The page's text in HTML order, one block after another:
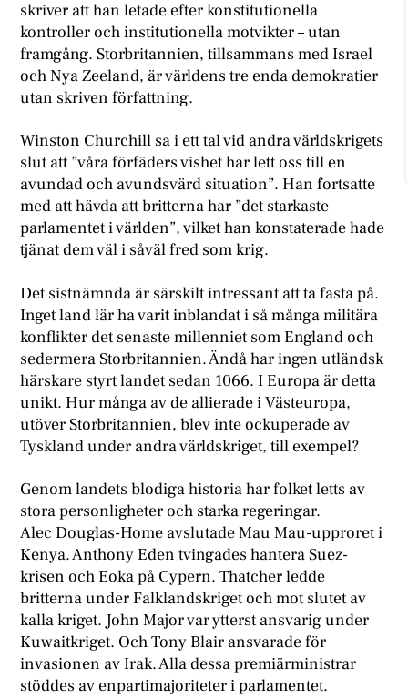
skriver att han letade efter konstitutionella
kontroller och institutionella motvikter – utan
framgång. Storbritannien, tillsammans med Israel
och Nya Zeeland, är världens tre enda demokratier
utan skriven författning.
Winston Churchill sa i ett tal vid andra världskrigets
slut att ”våra förfäders vishet har lett oss till en
avundad och avundsvärd situation”. Han fortsatte
med att hävda att britterna har ”det starkaste
parlamentet i världen”, vilket han konstaterade hade
tjänat dem väl i såväl fred som krig.
Det sistnämnda är särskilt intressant att ta fasta på.
Inget land lär ha varit inblandat i så många militära
konflikter det senaste millenniet som England och
sedermera Storbritannien. Ändå har ingen utländsk
härskare styrt landet sedan 1066. I Europa är detta
unikt. Hur många av de allierade i Västeuropa,
utöver Storbritannien, blev inte ockuperade av
Tyskland under andra världskriget, till exempel?
Genom landets blodiga historia har folket letts av
stora personligheter och starka regeringar.
Alec Douglas-Home avslutade Mau Mau-upproret i
Kenya. Anthony Eden tvingades hantera Suez-
krisen och Eoka på Cypern. Thatcher ledde
britterna under Falklandskriget och mot slutet av
kalla kriget. John Major var ytterst ansvarig under
Kuwaitkriget. Och Tony Blair ansvarade för
invasionen av Irak. Alla dessa premiärministrar
stöddes av enpartimajoriteter i parlamentet.